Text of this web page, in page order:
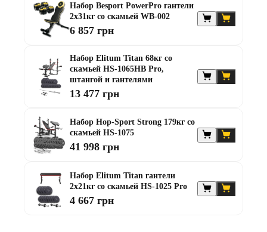
Диски та набори
Гантелі
Штанги з гантелями
Штанги з гантелями та лавками
Грифи
Тренувальні лавки
Стійки для грифів та дисків
Стійки для жиму лежачи
Штанги с прямым грифом
Жилеты утяжелители
Штанги с гантелями
Набор Besport PowerPro гантели
2х31кг со скамьей WB-002
6 857 грн
Набор Elitum Titan 68кг со
скамьей HS-1065HB Pro,
штангой и гантелями
13 477 грн
Набор Hop-Sport Strong 179кг со
скамьей HS-1075
41 998 грн
Набор Elitum Titan гантели
2х21кг со скамьей HS-1025 Pro
4 667 грн